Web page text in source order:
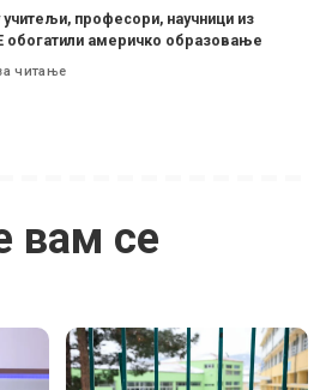
учитељи, професори, научници из
обогатили америчко образовање
читање
вам се